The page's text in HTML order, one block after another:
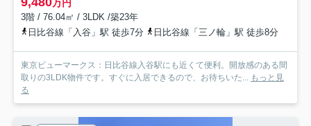
万円
3階 / 76.04㎡ / 3LDK /築23年
日比谷線「入谷」駅 徒歩7分
日比谷線「三ノ輪」駅 徒歩8分
東京ビューマークス：日比谷線入谷駅にも近くて便利。開放感のある間
取りの3LDK物件です。すぐに入居できるので、お待ちいた... もっと見
る